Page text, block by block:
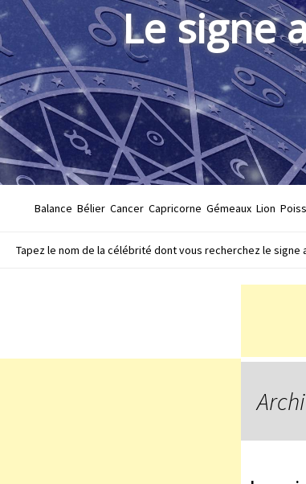
Le signe
Balance Bélier Cancer Capricorne Gémeaux Lion
Tapez le nom de la célébrité dont vous recherchez le signe